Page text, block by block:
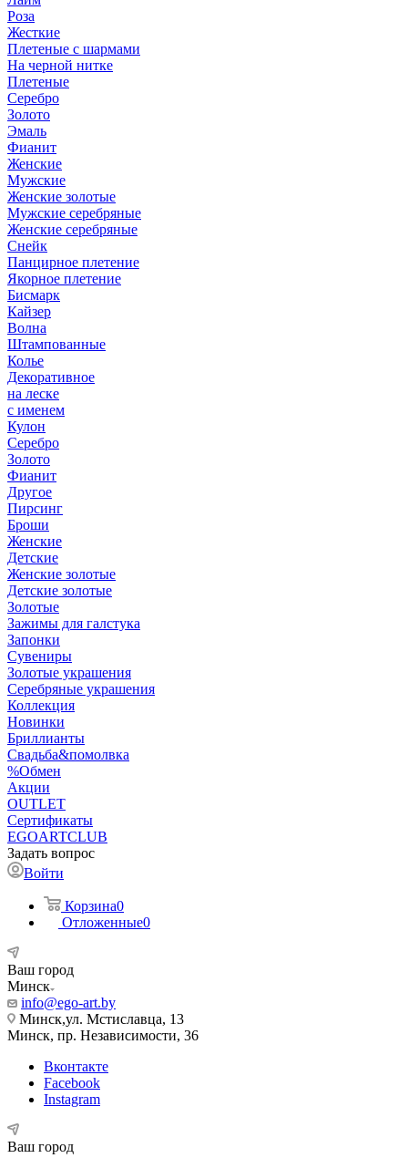
Роза
Жесткие
Плетеные с шармами
На черной нитке
Плетеные
Серебро
Золото
Эмаль
Фианит
Женские
Мужские
Женские золотые
Мужские серебряные
Женские серебряные
Снейк
Панцирное плетение
Якорное плетение
Бисмарк
Кайзер
Волна
Штампованные
Колье
Декоративное
на леске
с именем
Кулон
Серебро
Золото
Фианит
Другое
Пирсинг
Броши
Женские
Детские
Женские золотые
Детские золотые
Золотые
Зажимы для галстука
Запонки
Сувениры
Золотые украшения
Серебряные украшения
Коллекция
Новинки
Бриллианты
Свадьба&помолвка
%Обмен
Акции
OUTLET
Сертификаты
EGOARTCLUB
Задать вопрос
Войти
Корзина0
Отложенные0
Ваш город
Минск
info@ego-art.by
Минск,ул. Мстиславца, 13
Минск, пр. Независимости, 36
Вконтакте
Facebook
Instagram
Ваш город